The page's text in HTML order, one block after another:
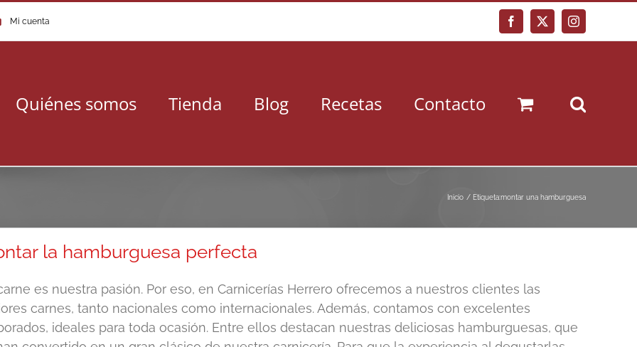
Mi cuenta Facebook
X Instagram
Quiénes somos Tienda Blog Recetas Contacto
Inicio Etiqueta:montar una hamburguesa
la hamburguesa perfecta
es nuestra pasión. Por eso, en Carnicerías Herrero ofrecemos a nuestros clientes las
carnes, tanto nacionales como internacionales. Además, contamos con excelentes
ideales para toda ocasión. Entre ellos destacan nuestras deliciosas hamburguesas, que